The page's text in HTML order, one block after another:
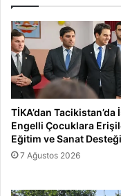
TİKA’dan Tacikistan’da
Engelli Çocuklara
Eğitim ve Sanat Desteği
7 Ağustos 2026